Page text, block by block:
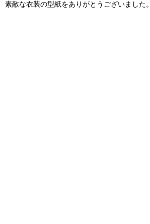
素敵な衣装の型紙をありがとうございました。